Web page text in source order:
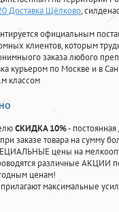
Доставка Щёлково,
официальным
клиентов, которым
заказа любого
курьером по Москве и в
классом
СКИДКА 10%-
при заказе товара на сумму
цены на
различные АКЦИИ
ценам!
максимальные